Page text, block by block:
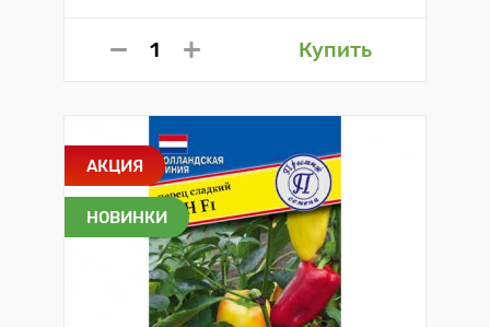
Купить
АКЦИЯ
НОВИНКИ